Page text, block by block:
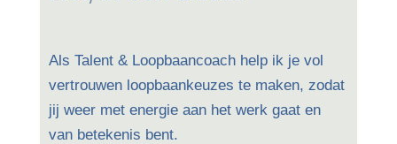
Als Talent & Loopbaancoach help ik je vol
vertrouwen loopbaankeuzes te maken, zodat
jij weer met energie aan het werk gaat en
van betekenis bent.